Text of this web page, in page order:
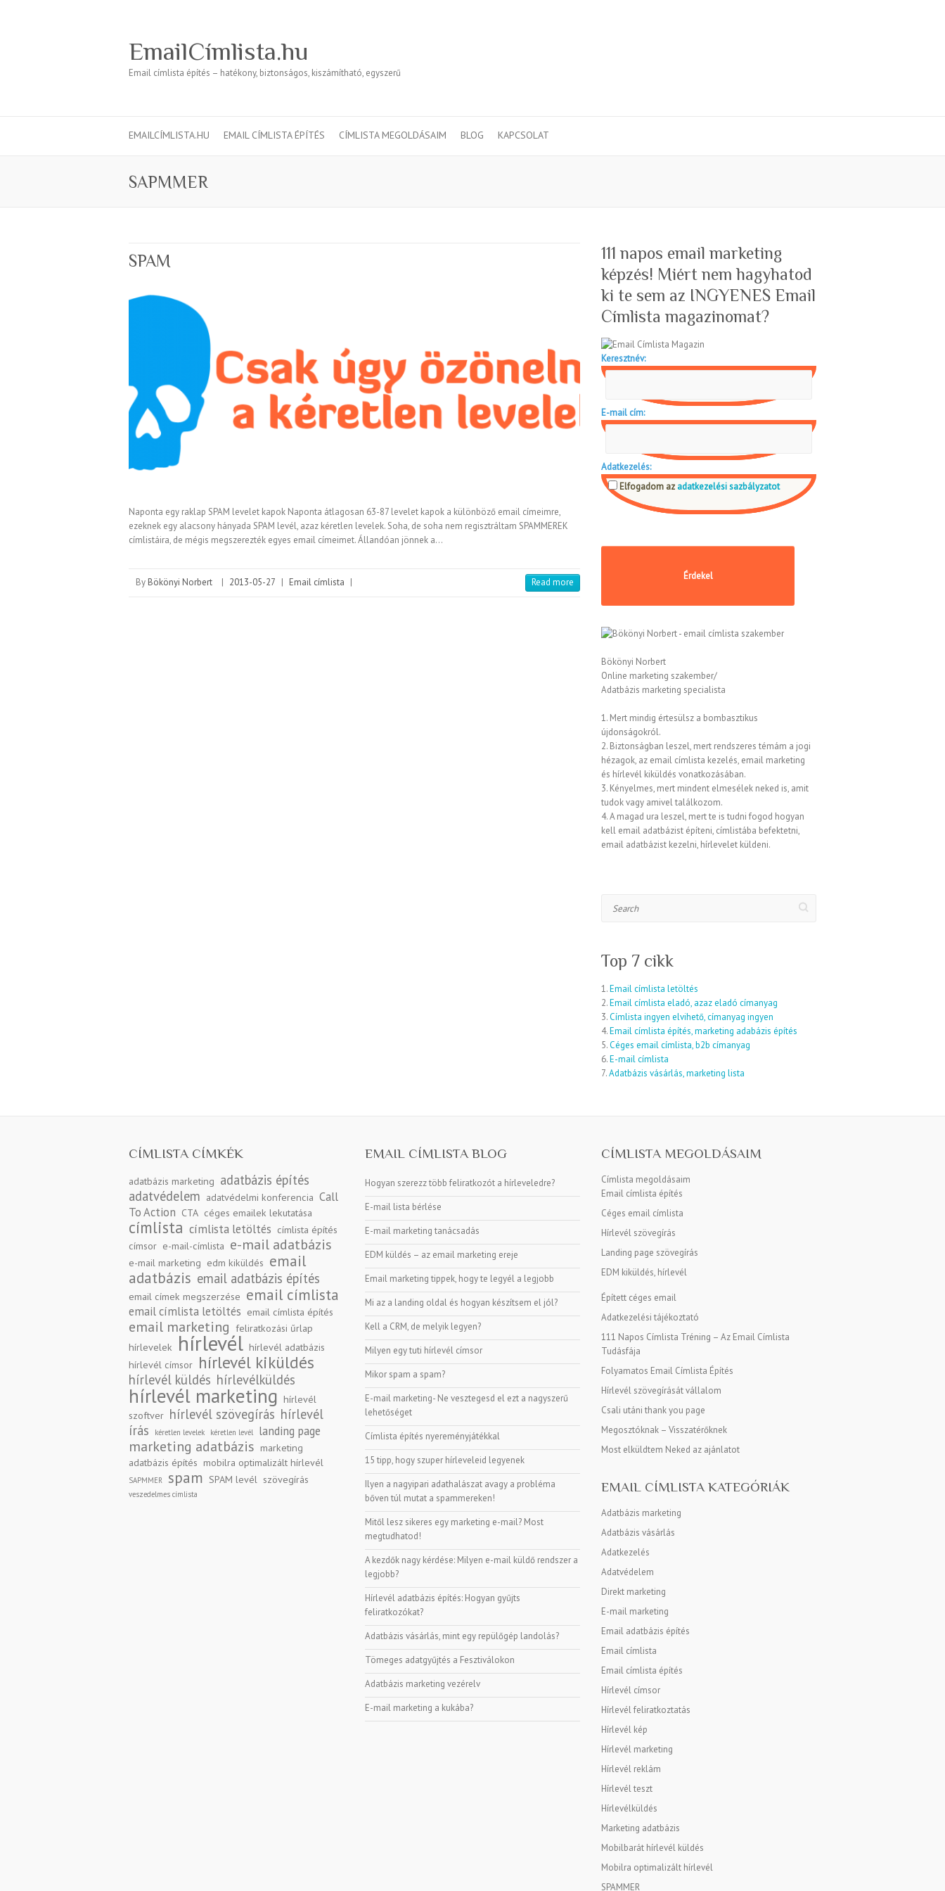
EmailCímlista.hu
Email címlista építés – hatékony, biztonságos, kiszámítható, egyszerű
EMAILCÍMLISTA.HU EMAIL CÍMLISTA ÉPÍTÉS CÍMLISTA MEGOLDÁSAIM BLOG KAPCSOLAT
SAPMMER
SPAM
Naponta egy raklap SPAM levelet kapok Naponta átlagosan 63-87 levelet kapok a különböző email címeimre,
ezeknek egy alacsony hányada SPAM levél, azaz kéretlen levelek. Soha, de soha nem regisztráltam SPAMMEREK
címlistáira, de mégis megszerezték egyes email címeimet. Állandóan jönnek a…
By Bökönyi Norbert | 2013-05-27 | Email címlista | Read more
111 napos email marketing
képzés! Miért nem hagyhatod
ki te sem az INGYENES Email
Címlista magazinomat?
Keresztnév:
E-mail cím:
Adatkezelés:
Elfogadom az adatkezelési sazbályzatot
Bökönyi Norbert
Online marketing szakember/
Adatbázis marketing specialista
1. Mert mindig értesülsz a bombasztikus
újdonságokról.
2. Biztonságban leszel, mert rendszeres témám a jogi
hézagok, az email címlista kezelés, email marketing
és hírlevél kiküldés vonatkozásában.
3. Kényelmes, mert mindent elmesélek neked is, amit
tudok vagy amivel találkozom.
4. A magad ura leszel, mert te is tudni fogod hogyan
kell email adatbázist építeni, címlistába befektetni,
email adatbázist kezelni, hírlevelet küldeni.
Top 7 cikk
1.Email címlista letöltés
2.Email címlista eladó, azaz eladó címanyag
3.Címlista ingyen elvihető, címanyag ingyen
4.Email címlista építés, marketing adabázis építés
5.Céges email címlista, b2b címanyag
6.E-mail címlista
7.Adatbázis vásárlás, marketing lista
CÍMLISTA CÍMKÉK
adatbázis marketing adatbázis építés
adatvédelem adatvédelmi konferencia Call
To Action CTA céges emailek lekutatása
címlista címlista letöltés címlista építés
címsor e-mail-címlista e-mail adatbázis
e-mail marketing edm kiküldés email
adatbázis email adatbázis építés
email címek megszerzése email címlista
email címlista letöltés email címlista építés
email marketing feliratkozási űrlap
hírlevelek
hírlevél hírlevél adatbázis
hírlevél címsor hírlevél kiküldés
hírlevél küldés hírlevélküldés
hírlevél marketing hírlevél
szoftver hírlevél szövegírás hírlevél
írás
kéretlen levelek kéretlen levél landing page
marketing adatbázis marketing
adatbázis építés mobilra optimalizált hírlevél
SAPMMER spam SPAM levél szövegírás
veszedelmes címlista
EMAIL CÍMLISTA BLOG
Hogyan szerezz több feliratkozót a hírleveledre?
E-mail lista bérlése
E-mail marketing tanácsadás
EDM küldés – az email marketing ereje
Email marketing tippek, hogy te legyél a legjobb
Mi az a landing oldal és hogyan készítsem el jól?
Kell a CRM, de melyik legyen?
Milyen egy tuti hírlevél címsor
Mikor spam a spam?
E-mail marketing- Ne vesztegesd el ezt a nagyszerű
lehetőséget
Címlista építés nyereményjátékkal
15 tipp, hogy szuper hírleveleid legyenek
Ilyen a nagyipari adathalászat avagy a probléma
bőven túl mutat a spammereken!
Mitől lesz sikeres egy marketing e-mail? Most
megtudhatod!
A kezdők nagy kérdése: Milyen e-mail küldő rendszer a
legjobb?
Hírlevél adatbázis építés: Hogyan gyűjts
feliratkozókat?
Adatbázis vásárlás, mint egy repülőgép landolás?
Tömeges adatgyűjtés a Fesztiválokon
Adatbázis marketing vezérelv
E-mail marketing a kukába?
CÍMLISTA MEGOLDÁSAIM
Címlista megoldásaim
Email címlista építés
Céges email címlista
Hírlevél szövegírás
Landing page szövegírás
EDM kiküldés, hírlevél
Épített céges email
Adatkezelési tájékoztató
111 Napos Címlista Tréning – Az Email Címlista
Tudásfája
Folyamatos Email Címlista Építés
Hírlevél szövegírását vállalom
Csali utáni thank you page
Megosztóknak – Visszatérőknek
Most elküldtem Neked az ajánlatot
EMAIL CÍMLISTA KATEGÓRIÁK
Adatbázis marketing
Adatbázis vásárlás
Adatkezelés
Adatvédelem
Direkt marketing
E-mail marketing
Email adatbázis építés
Email címlista
Email címlista építés
Hírlevél címsor
Hírlevél feliratkoztatás
Hírlevél kép
Hírlevél marketing
Hírlevél reklám
Hírlevél teszt
Hírlevélküldés
Marketing adatbázis
Mobilbarát hírlevél küldés
Mobilra optimalizált hírlevél
SPAMMER